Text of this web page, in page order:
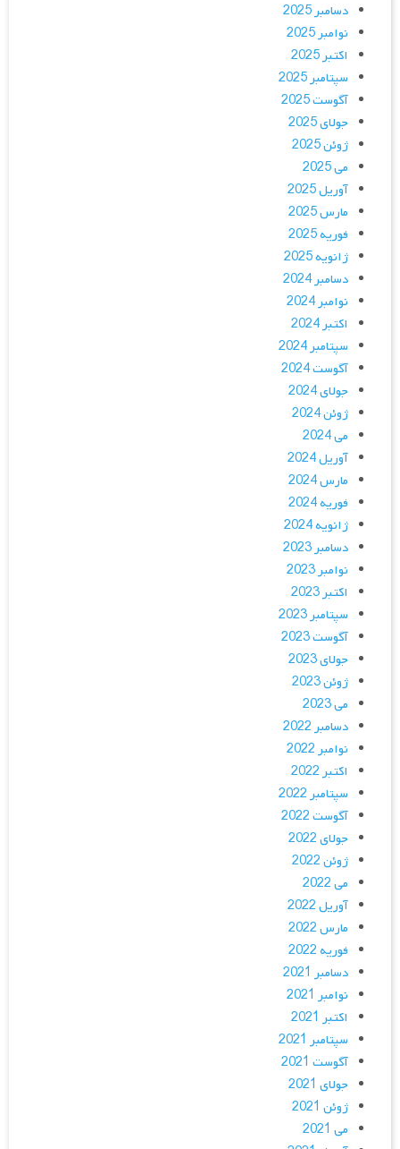
دسامبر 2025
نوامبر 2025
اکتبر 2025
سپتامبر 2025
آگوست 2025
جولای 2025
ژوئن 2025
می 2025
آوریل 2025
مارس 2025
فوریه 2025
ژانویه 2025
دسامبر 2024
نوامبر 2024
اکتبر 2024
سپتامبر 2024
آگوست 2024
جولای 2024
ژوئن 2024
می 2024
آوریل 2024
مارس 2024
فوریه 2024
ژانویه 2024
دسامبر 2023
نوامبر 2023
اکتبر 2023
سپتامبر 2023
آگوست 2023
جولای 2023
ژوئن 2023
می 2023
دسامبر 2022
نوامبر 2022
اکتبر 2022
سپتامبر 2022
آگوست 2022
جولای 2022
ژوئن 2022
می 2022
آوریل 2022
مارس 2022
فوریه 2022
دسامبر 2021
نوامبر 2021
اکتبر 2021
سپتامبر 2021
آگوست 2021
جولای 2021
ژوئن 2021
می 2021